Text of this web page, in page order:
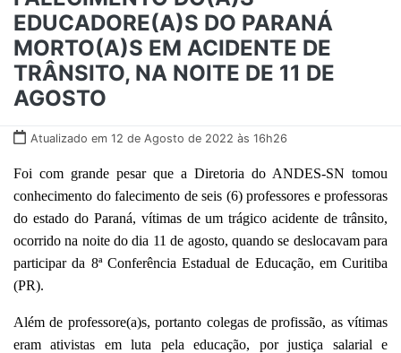
EDUCADORE(A)S DO PARANÁ
MORTO(A)S EM ACIDENTE DE
TRÂNSITO, NA NOITE DE 11 DE
AGOSTO
Atualizado em 12 de Agosto de 2022 às 16h26
Foi com grande pesar que a Diretoria do ANDES-SN tomou
conhecimento do falecimento de seis (6) professores e professoras
do estado do Paraná, vítimas de um trágico acidente de trânsito,
ocorrido na noite do dia 11 de agosto, quando se deslocavam para
participar da 8ª Conferência Estadual de Educação, em Curitiba
(PR).
Além de professore(a)s, portanto colegas de profissão, as vítimas
eram ativistas em luta pela educação, por justiça salarial e